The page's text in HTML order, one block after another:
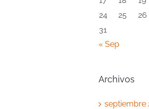
24
25 26
31
« Sep
Archivos
septiembre